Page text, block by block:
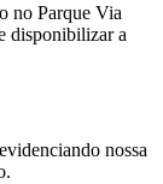
no Parque Via
disponibilizar a
nossa